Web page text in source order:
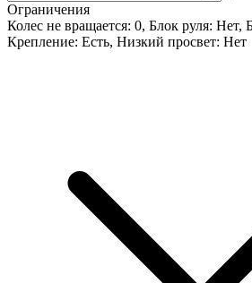
Ограничения
Колес не вращается: 0, Блок руля: Нет,
Крепление: Есть, Низкий просвет: Нет